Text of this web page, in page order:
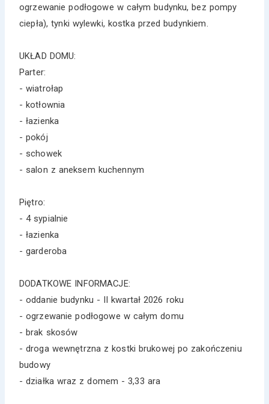
ogrzewanie podłogowe w całym budynku, bez pompy
ciepła), tynki wylewki, kostka przed budynkiem.
UKŁAD DOMU:
Parter:
- wiatrołap
- kotłownia
- łazienka
- pokój
- schowek
- salon z aneksem kuchennym
Piętro:
- 4 sypialnie
- łazienka
- garderoba
DODATKOWE INFORMACJE:
- oddanie budynku - II kwartał 2026 roku
- ogrzewanie podłogowe w całym domu
- brak skosów
- droga wewnętrzna z kostki brukowej po zakończeniu
budowy
- działka wraz z domem - 3,33 ara